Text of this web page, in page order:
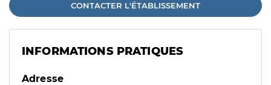
CONTACTER L'ÉTABLISSEMENT
INFORMATIONS PRATIQUES
Adresse